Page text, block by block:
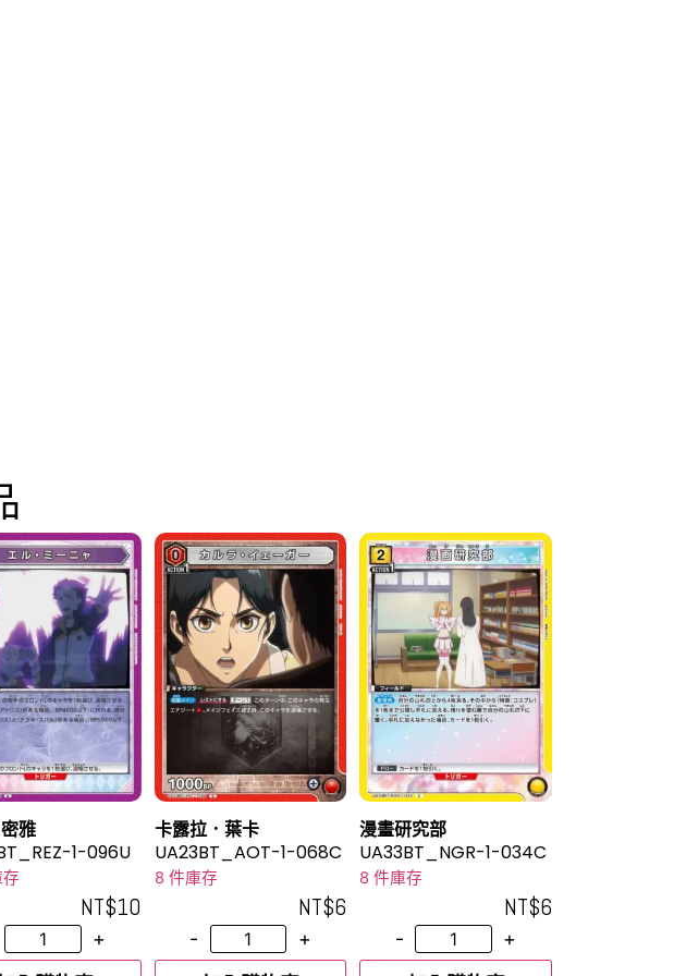
雅
1-096U
NT$10
+
卡露拉．葉卡
UA23BT_AOT-1-068C
8 件庫存
NT$6
-
+
漫畫研究部
UA33BT_NGR-1-034C
8 件庫存
NT$6
-
+